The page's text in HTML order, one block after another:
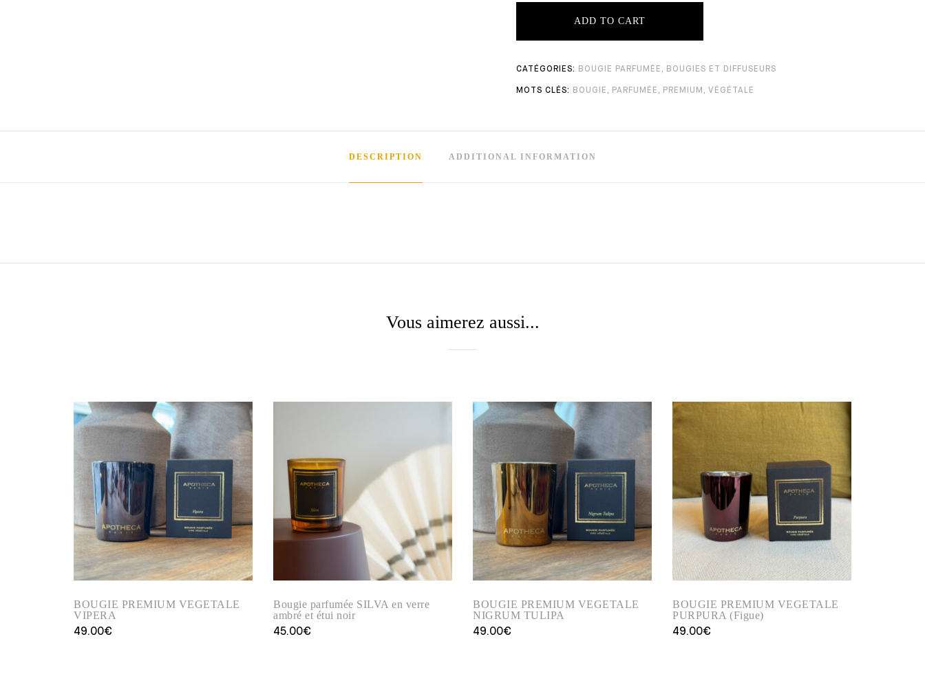
ADD TO CART
BOUGIE PARFUMÉE , BOUGIES ET DIFFUSEURS
BOUGIE , PARFUMÉE , PREMIUM , VÉGÉTALE
DESCRIPTION ADDITIONAL INFORMATION
Vous aimerez aussi...
BOUGIE PREMIUM VEGETALE
VIPERA
49.00€
Bougie parfumée SILVA en verre
ambré et étui noir
45.00€
BOUGIE PREMIUM VEGETALE
NIGRUM TULIPA
49.00€
BOUGIE PREMIUM VEGETALE
PURPURA (Figue)
49.00€